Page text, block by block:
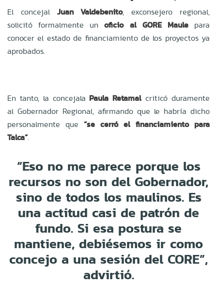
El concejal Juan Valdebenito, exconsejero regional,
solicitó formalmente unoficio al GORE Maulepara
conocer el estado de financiamiento de los proyectos ya
aprobados.
En tanto, la concejala Paula Retamal criticó duramente
al Gobernador Regional, afirmando que le habría dicho
personalmente que “se cerró el financiamiento para
Talca”.
“Eso no me parece porque los
recursos no son del Gobernador,
sino de todos los maulinos. Es
una actitud casi de patrón de
fundo. Si esa postura se
mantiene, debiésemos ir como
concejo a una sesión del CORE”,
advirtió.